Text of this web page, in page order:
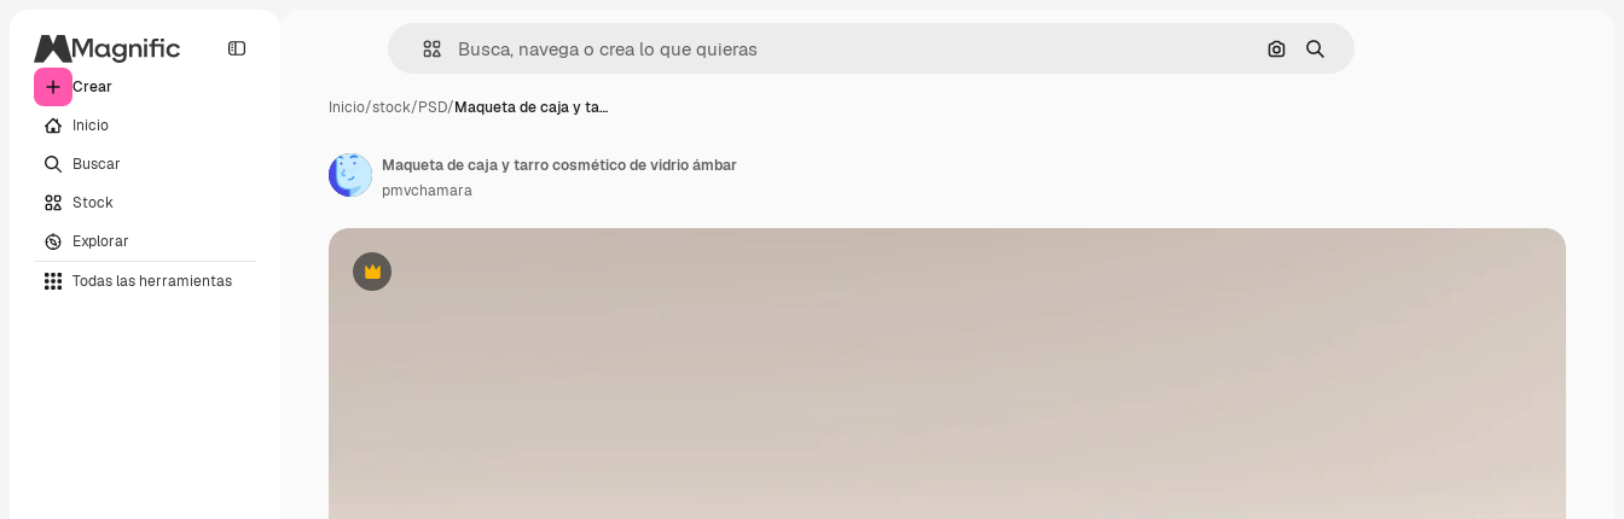
Crear
Inicio
Buscar
Stock
Explorar
Todas las herramientas
Buscar por imagen
Buscar
Inicio/stock/PSD/Maqueta de caja y ta…
Premium
Maqueta de caja y tarro cosmético de vidrio ámbar
pmvchamara